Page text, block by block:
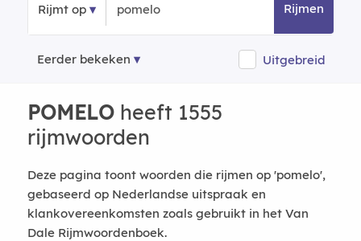
Rijmt op Rijmen
Eerder bekeken Uitgebreid
POMELOheeft 1555
rijmwoorden
Deze pagina toont woorden die rijmen op 'pomelo',
gebaseerd op Nederlandse uitspraak en
klankovereenkomsten zoals gebruikt in het Van
Dale Rijmwoordenboek.